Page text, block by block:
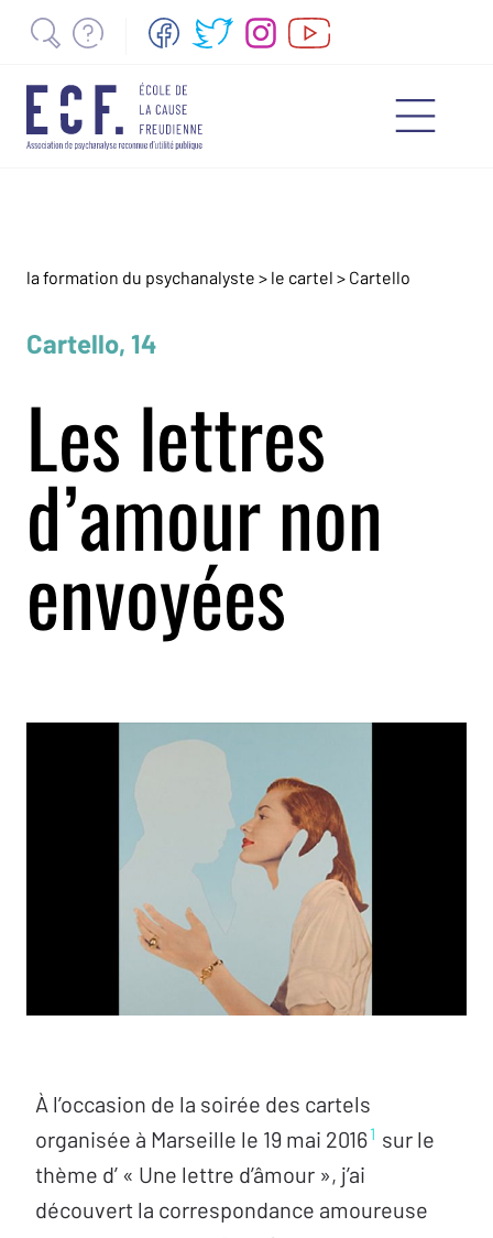
la formation du psychanalyste > le cartel > Cartello
Cartello, 14
Les lettres
d’amour non
envoyées
À l’occasion de la soirée des cartels
organisée à Marseille le 19 mai 20161 sur le
thème d’ « Une lettre d’âmour », j’ai
découvert la correspondance amoureuse